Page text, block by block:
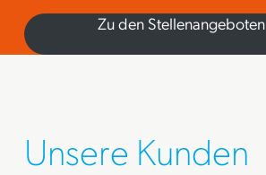
Zu den Stellenangeboten
Unsere Kunden